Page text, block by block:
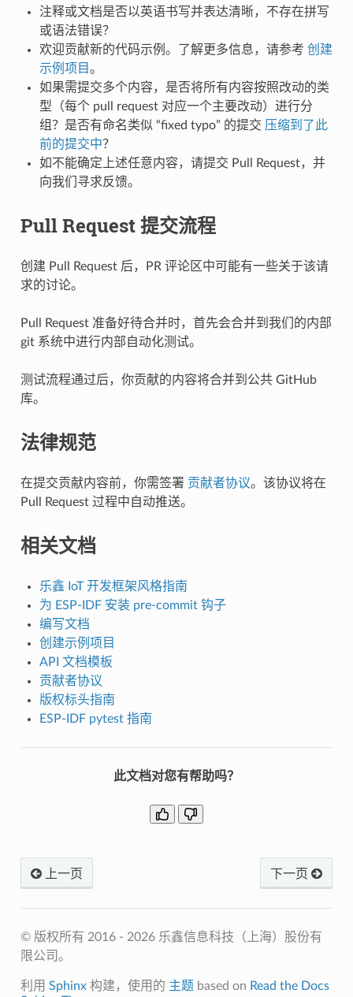
注释或文档是否以英语书写并表达清晰，不存在拼写
或语法错误？
欢迎贡献新的代码示例。了解更多信息，请参考 创建
示例项目。
如果需提交多个内容，是否将所有内容按照改动的类
型（每个 pull request 对应一个主要改动）进行分
组？是否有命名类似 “fixed typo” 的提交 压缩到了此
前的提交中？
如不能确定上述任意内容，请提交 Pull Request，并
向我们寻求反馈。
Pull Request 提交流程
创建 Pull Request 后，PR 评论区中可能有一些关于该请
求的讨论。
Pull Request 准备好待合并时，首先会合并到我们的内部
git 系统中进行内部自动化测试。
测试流程通过后，你贡献的内容将合并到公共 GitHub
库。
法律规范
在提交贡献内容前，你需签署 贡献者协议。该协议将在
Pull Request 过程中自动推送。
相关文档
乐鑫 IoT 开发框架风格指南
为 ESP-IDF 安装 pre-commit 钩子
编写文档
创建示例项目
API 文档模板
贡献者协议
版权标头指南
ESP-IDF pytest 指南
此文档对您有帮助吗？
上一页 下一页
© 版权所有 2016 - 2026 乐鑫信息科技（上海）股份有
限公司。
利用 Sphinx构建，使用的 主题 based on Read the Docs